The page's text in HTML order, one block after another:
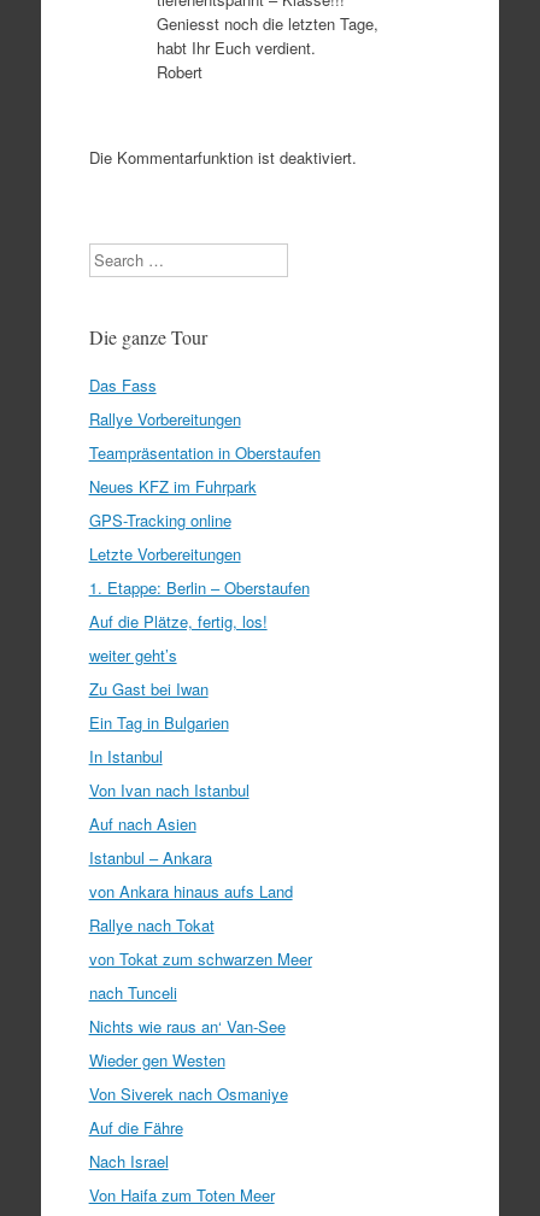
Geniesst noch die letzten Tage,
habt Ihr Euch verdient.
Robert
Die Kommentarfunktion ist deaktiviert.
Search
Die ganze Tour
Das Fass
Rallye Vorbereitungen
Teampräsentation in Oberstaufen
Neues KFZ im Fuhrpark
GPS-Tracking online
Letzte Vorbereitungen
1. Etappe: Berlin – Oberstaufen
Auf die Plätze, fertig, los!
weiter geht’s
Zu Gast bei Iwan
Ein Tag in Bulgarien
In Istanbul
Von Ivan nach Istanbul
Auf nach Asien
Istanbul – Ankara
von Ankara hinaus aufs Land
Rallye nach Tokat
von Tokat zum schwarzen Meer
nach Tunceli
Nichts wie raus an‘ Van-See
Wieder gen Westen
Von Siverek nach Osmaniye
Auf die Fähre
Nach Israel
Von Haifa zum Toten Meer